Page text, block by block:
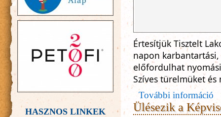
Értesítjük Tisztelt
napon
előfordulhat
Szíves türelmüket
További információ
Ülésezik a
HASZNOS LINKEK